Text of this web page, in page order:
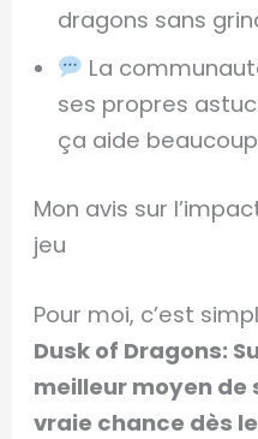
dragons sans
La
ses propres
ça aide beaucoup
Mon avis sur
jeu
Pour moi, c’est
Dusk of Dragons:
meilleur moyen de
vraie chance dès